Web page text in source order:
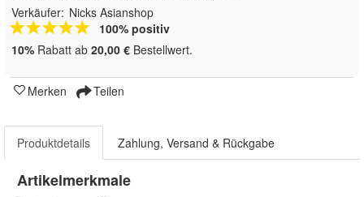
Verkäufer: Nicks Asianshop
100% positiv
10% Rabatt ab 20,00 € Bestellwert.
Merken Teilen
Produktdetails Zahlung, Versand & Rückgabe
Artikelmerkmale